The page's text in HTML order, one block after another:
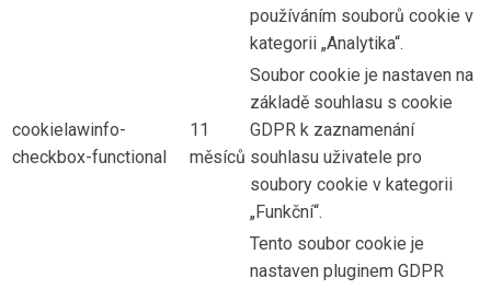
používáním souborů cookie v
kategorii „Analytika“.
cookielawinfo-
checkbox-functional
11
měsíců
Soubor cookie je nastaven na
základě souhlasu s cookie
GDPR k zaznamenání
souhlasu uživatele pro
soubory cookie v kategorii
„Funkční“.
Tento soubor cookie je
nastaven pluginem GDPR